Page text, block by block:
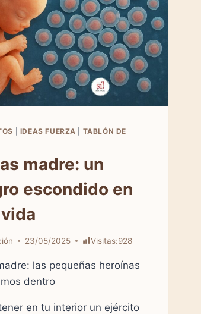
IDEAS FUERZA
TABLÓN DE
madre: un
escondido en
23/05/2025 Visitas:928
las pequeñas heroínas
dentro
en tu interior un ejército